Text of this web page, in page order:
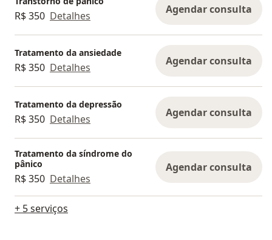
R$ 350 Detalhes Agendar consulta
Tratamento da ansiedade
R$ 350 Detalhes Agendar consulta
Tratamento da depressão
R$ 350 Detalhes Agendar consulta
Tratamento da síndrome do
pânico
R$ 350 Detalhes
Agendar consulta
+ 5 serviços